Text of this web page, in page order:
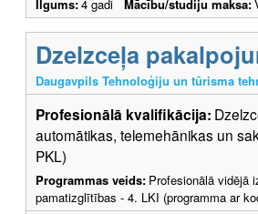
Ilgums:4 gadi Mācību/studiju maksa:
Dzelzceļa
Daugavpils Tehnoloģiju un tūrisma
Profesionālā kvalifikācija:
automātikas, telemehānikas un
PKL)
Programmas veids: Profesionālā vidējā
pamatizglītības - 4. LKI (programma ar